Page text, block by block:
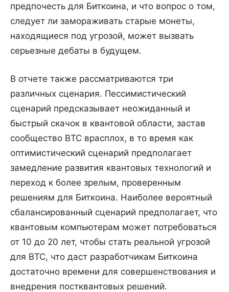
предпочесть для Биткоина, и что вопрос о том,
следует ли замораживать старые монеты,
находящиеся под угрозой, может вызвать
серьезные дебаты в будущем.
В отчете также рассматриваются три
различных сценария. Пессимистический
сценарий предсказывает неожиданный и
быстрый скачок в квантовой области, застав
сообщество BTC врасплох, в то время как
оптимистический сценарий предполагает
замедление развития квантовых технологий и
переход к более зрелым, проверенным
решениям для Биткоина. Наиболее вероятный
сбалансированный сценарий предполагает, что
квантовым компьютерам может потребоваться
от 10 до 20 лет, чтобы стать реальной угрозой
для BTC, что даст разработчикам Биткоина
достаточно времени для совершенствования и
внедрения постквантовых решений.